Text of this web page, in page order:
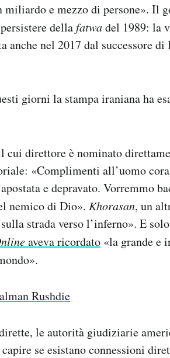
e mezzo di persone». Il
dellafatwadel 1989: la
anche nel 2017 dal successore
giorni la stampa iraniana ha
cui direttore è nominato
«Complimenti all’uomo
e depravato. Vorremmo
nemico di Dio». Khorasan, un
strada verso l’inferno». E
aveva ricordato «la grande e
Rushdie
le autorità giudiziarie
se esistano connessioni